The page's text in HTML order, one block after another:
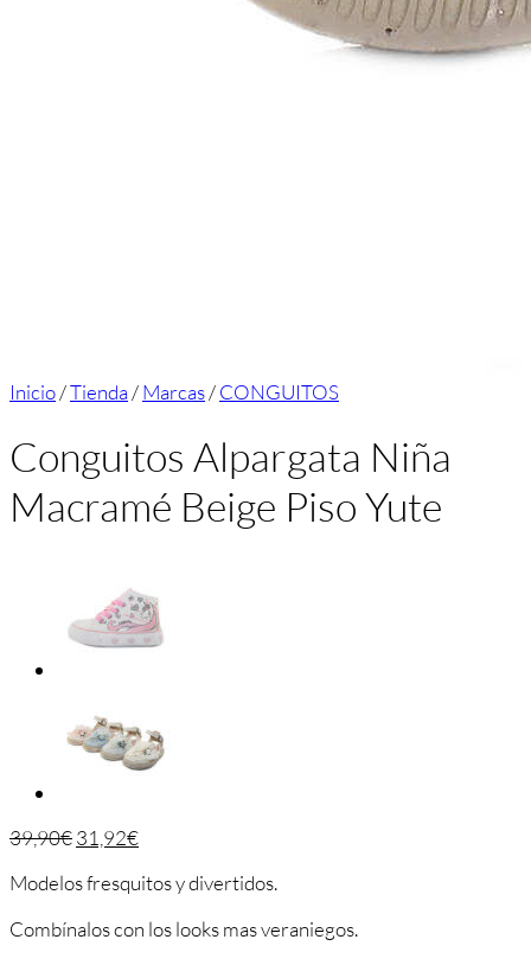
Inicio/Tienda/Marcas/CONGUITOS
Conguitos Alpargata Niña
Macramé Beige Piso Yute
39,90€31,92€
Modelos fresquitos y divertidos.
Combínalos con los looks mas veraniegos.